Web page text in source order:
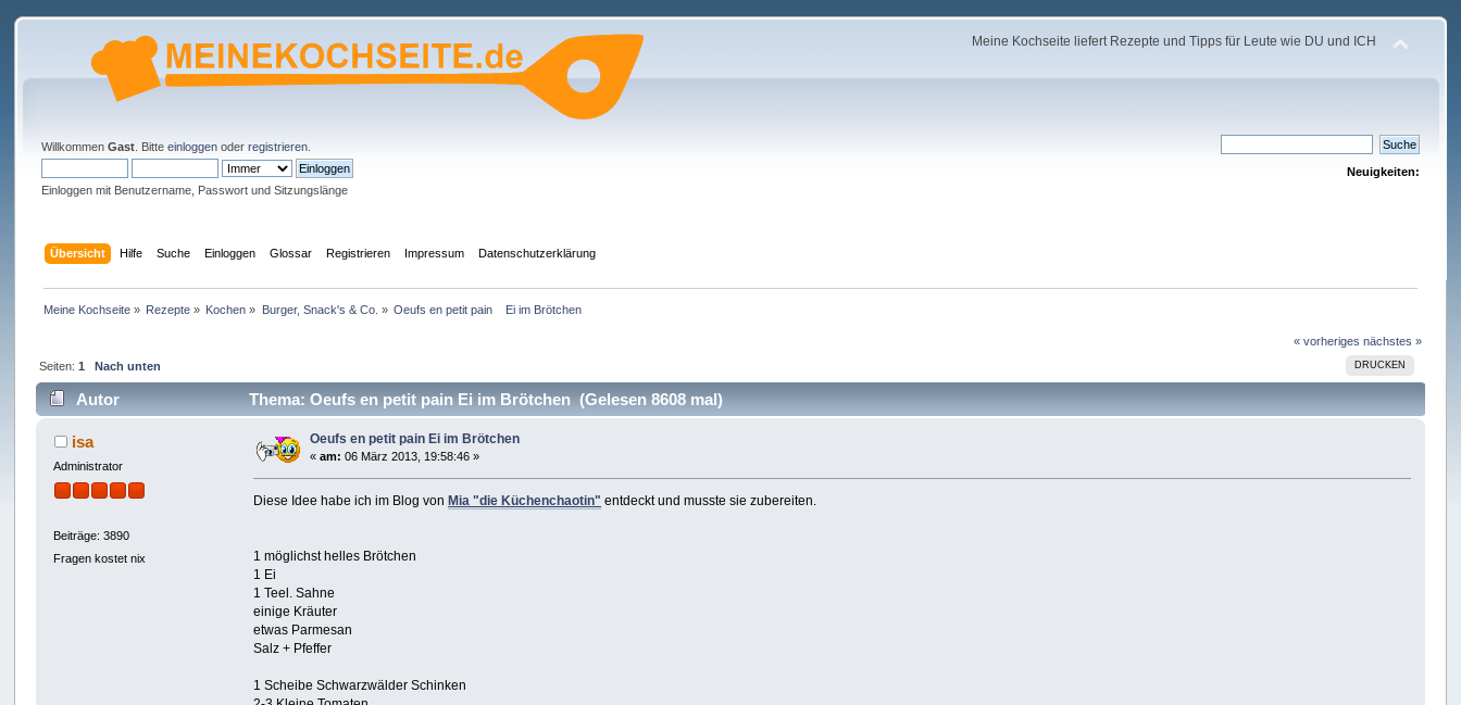
Meine Kochseite liefert Rezepte und Tipps für Leute wie DU und ICH
WillkommenGast . Bitteeinloggen oderregistrieren
Einloggen mit Benutzername, Passwort und Sitzungslänge
Neuigkeiten:
Übersicht Hilfe Suche Einloggen Glossar Registrieren Impressum Datenschutzerklärung
Meine Kochseite» Rezepte » Kochen » Burger, Snack's & Co. » Oeufs en petit pain    Ei im Brötchen
« vorheriges nächstes »
DRUCKEN
Seiten: 1 Nach unten
Autor Thema: Oeufs en petit pain Ei im Brötchen (Gelesen 8608 mal)
isa
Administrator
Beiträge: 3890
Fragen kostet nix
Oeufs en petit pain Ei im Brötchen
«am: 06 März 2013, 19:58:46 »
Diese Idee habe ich im Blog von Mia "die Küchenchaotin" entdeckt und musste sie zubereiten.
1 möglichst helles Brötchen
1 Ei
1 Teel. Sahne
einige Kräuter
etwas Parmesan
Salz + Pfeffer
1 Scheibe Schwarzwälder Schinken